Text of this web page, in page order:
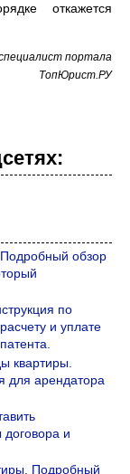
откажется
портала
ТопЮрист.РУ
Подробный обзор
по
и уплате
квартиры.
для арендатора
и
Подробный